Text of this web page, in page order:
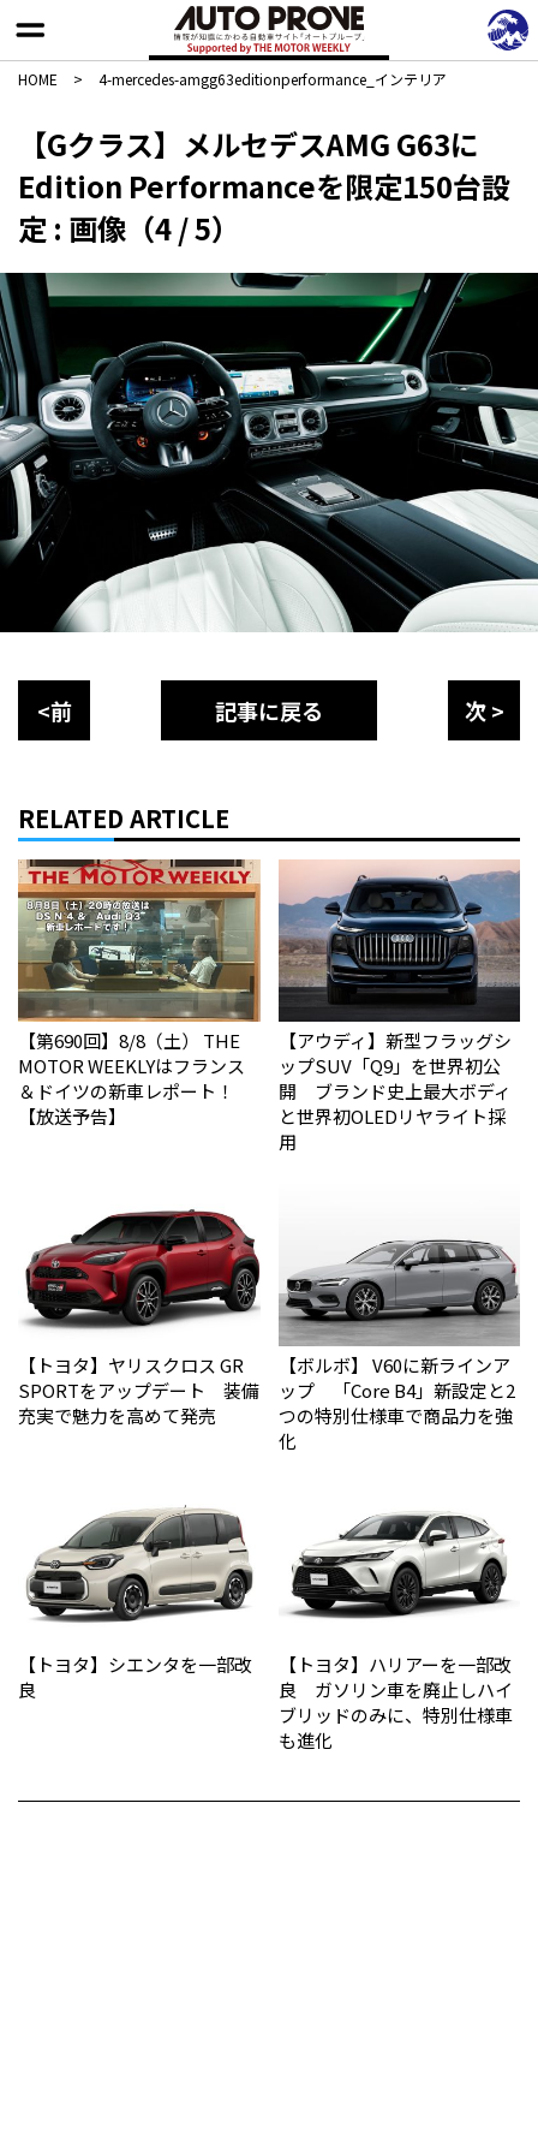
HOME > 4-mercedes-amgg63editionperformance_インテリア
【Gクラス】メルセデスAMG G63に
Edition Performanceを限定150台設
定 : 画像（4 / 5）
<前 記事に戻る 次 >
RELATED ARTICLE
【第690回】8/8（土） THE
MOTOR WEEKLYはフランス
＆ドイツの新車レポート！
【放送予告】
【アウディ】新型フラッグシ
ップSUV「Q9」を世界初公
開 ブランド史上最大ボディ
と世界初OLEDリヤライト採
用
【トヨタ】ヤリスクロス GR
SPORTをアップデート 装備
充実で魅力を高めて発売
【ボルボ】 V60に新ラインア
ップ 「Core B4」新設定と2
つの特別仕様車で商品力を強
化
【トヨタ】シエンタを一部改
良
【トヨタ】ハリアーを一部改
良 ガソリン車を廃止しハイ
ブリッドのみに、特別仕様車
も進化